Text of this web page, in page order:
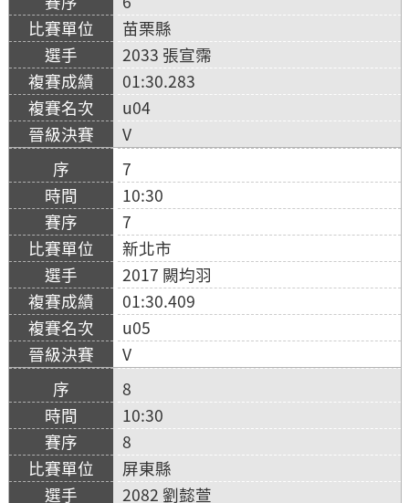
苗栗縣
2033 張宣霈
01:30.283
u04
V
7
10:30
7
新北市
2017 闕均羽
01:30.409
u05
V
8
10:30
8
屏東縣
2082 劉懿萱